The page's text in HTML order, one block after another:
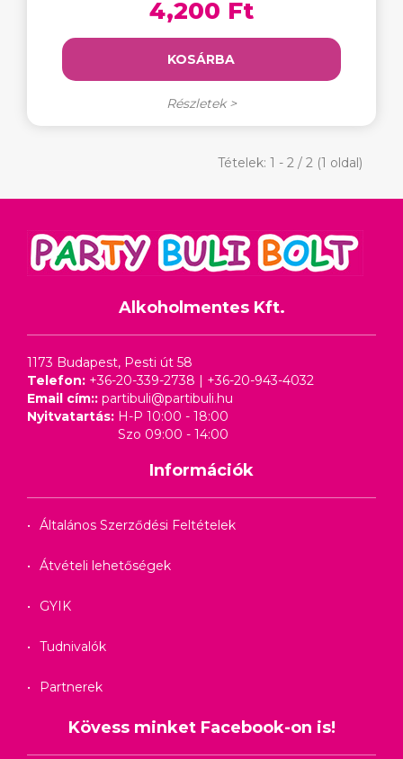
4,200 Ft
KOSÁRBA
Részletek >
Tételek: 1 - 2 / 2 (1 oldal)
Alkoholmentes Kft.
1173 Budapest, Pesti út 58
Telefon: +36-20-339-2738 | +36-20-943-4032
Email cím:: partibuli@partibuli.hu
Nyitvatartás: H-P 10:00 - 18:00
Szo 09:00 - 14:00
Információk
Általános Szerződési Feltételek
Átvételi lehetőségek
GYIK
Tudnivalók
Partnerek
Kövess minket Facebook-on is!